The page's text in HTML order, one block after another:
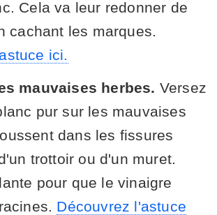
Cela va leur redonner de
cachant les marques.
ici.
mauvaises herbes. Versez
pur sur les mauvaises
dans les fissures
trottoir ou d'un muret.
pour que le vinaigre
Découvrez l'astuce